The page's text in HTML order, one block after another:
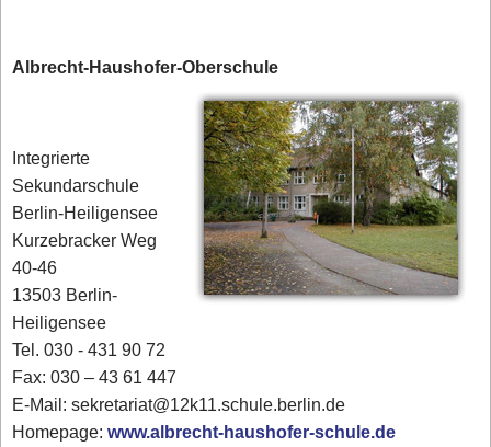
Albrecht-Haushofer-Oberschule
Integrierte
Sekundarschule
Berlin-Heiligensee
Kurzebracker Weg
40-46
13503 Berlin-
Heiligensee
Tel. 030 - 431 90 72‎
Fax: 030 – 43 61 447
E-Mail: sekretariat@12k11.schule.berlin.de
Homepage:www.albrecht-haushofer-schule.de